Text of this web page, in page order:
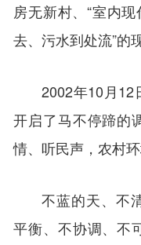
房无新村、“室内
去、污水到处流”
2002年10月12
开启了马不停蹄的
情、听民声，农村
不蓝的天、不
平衡、不协调、不